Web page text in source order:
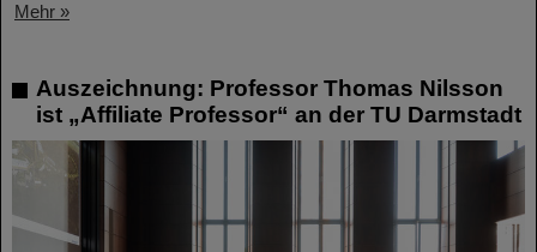
Mehr »
Auszeichnung: Professor Thomas Nilsson
ist „Affiliate Professor“ an der TU Darmstadt